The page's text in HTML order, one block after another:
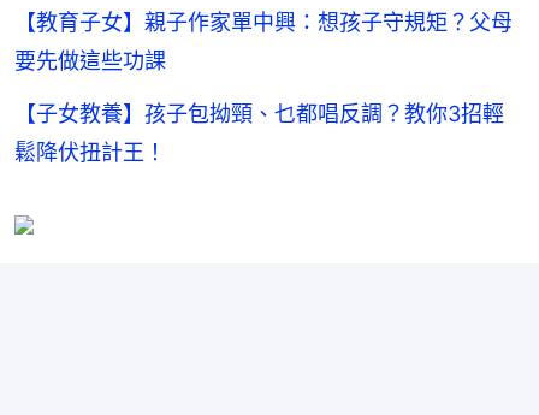
【教育子女】親子作家單中興：想孩子守規矩？父母
要先做這些功課
【子女教養】孩子包拗頸、乜都唱反調？教你3招輕
鬆降伏扭計王！